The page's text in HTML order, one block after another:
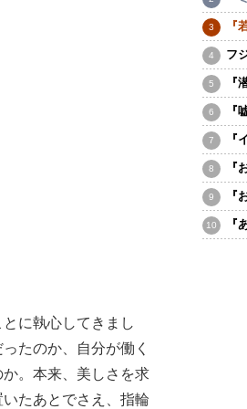
に執心してきまし
たのか、自分が働く
。本来、美しさを求
たあとでさえ、指輪
『
フ
『
『
『
『
『
『